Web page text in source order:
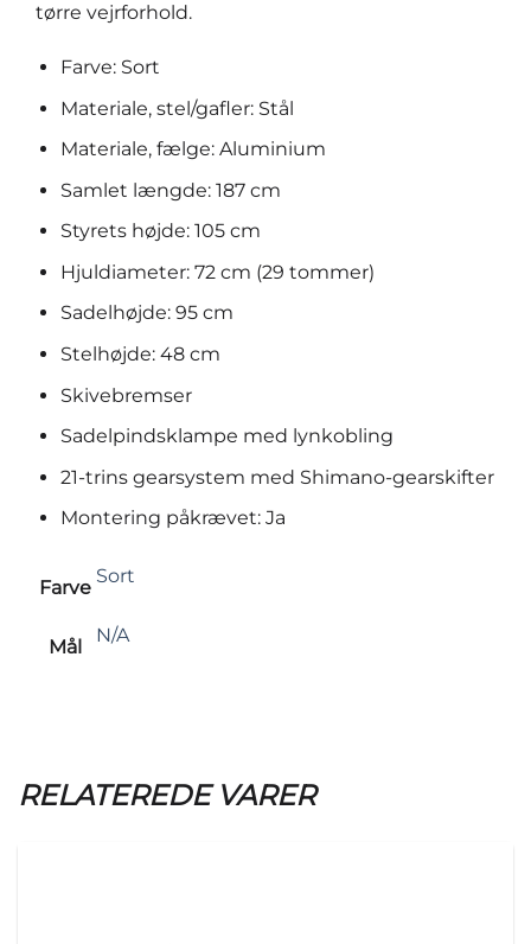
tørre vejrforhold.
Farve: Sort
Materiale, stel/gafler: Stål
Materiale, fælge: Aluminium
Samlet længde: 187 cm
Styrets højde: 105 cm
Hjuldiameter: 72 cm (29 tommer)
Sadelhøjde: 95 cm
Stelhøjde: 48 cm
Skivebremser
Sadelpindsklampe med lynkobling
21-trins gearsystem med Shimano-gearskifter
Montering påkrævet: Ja
Farve
Sort
Mål
N/A
RELATEREDE VARER